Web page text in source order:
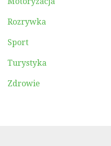
Rozrywka
Sport
Turystyka
Zdrowie